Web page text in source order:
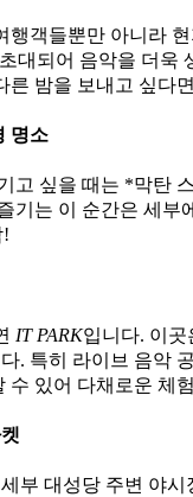
행객들뿐만 아니라
대되어 음악을 더
밤을 보내고 싶다
명소
싶을 때는 *막탄
기는 이 순간은 세
!
IT PARK입니다. 이곳
. 특히 라이브 음악
있어 다채로운 체
부 대성당 주변 야